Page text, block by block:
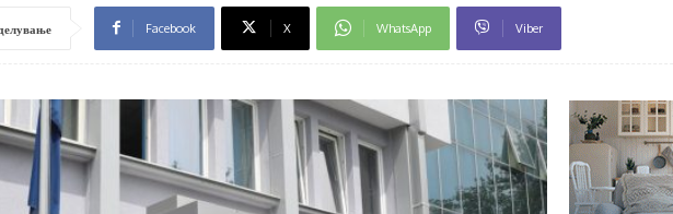
Facebook X WhatsApp Viber